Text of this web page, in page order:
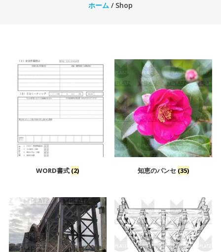
ホーム/ Shop
WORD書式 (2) 知恵のパンセ (35)